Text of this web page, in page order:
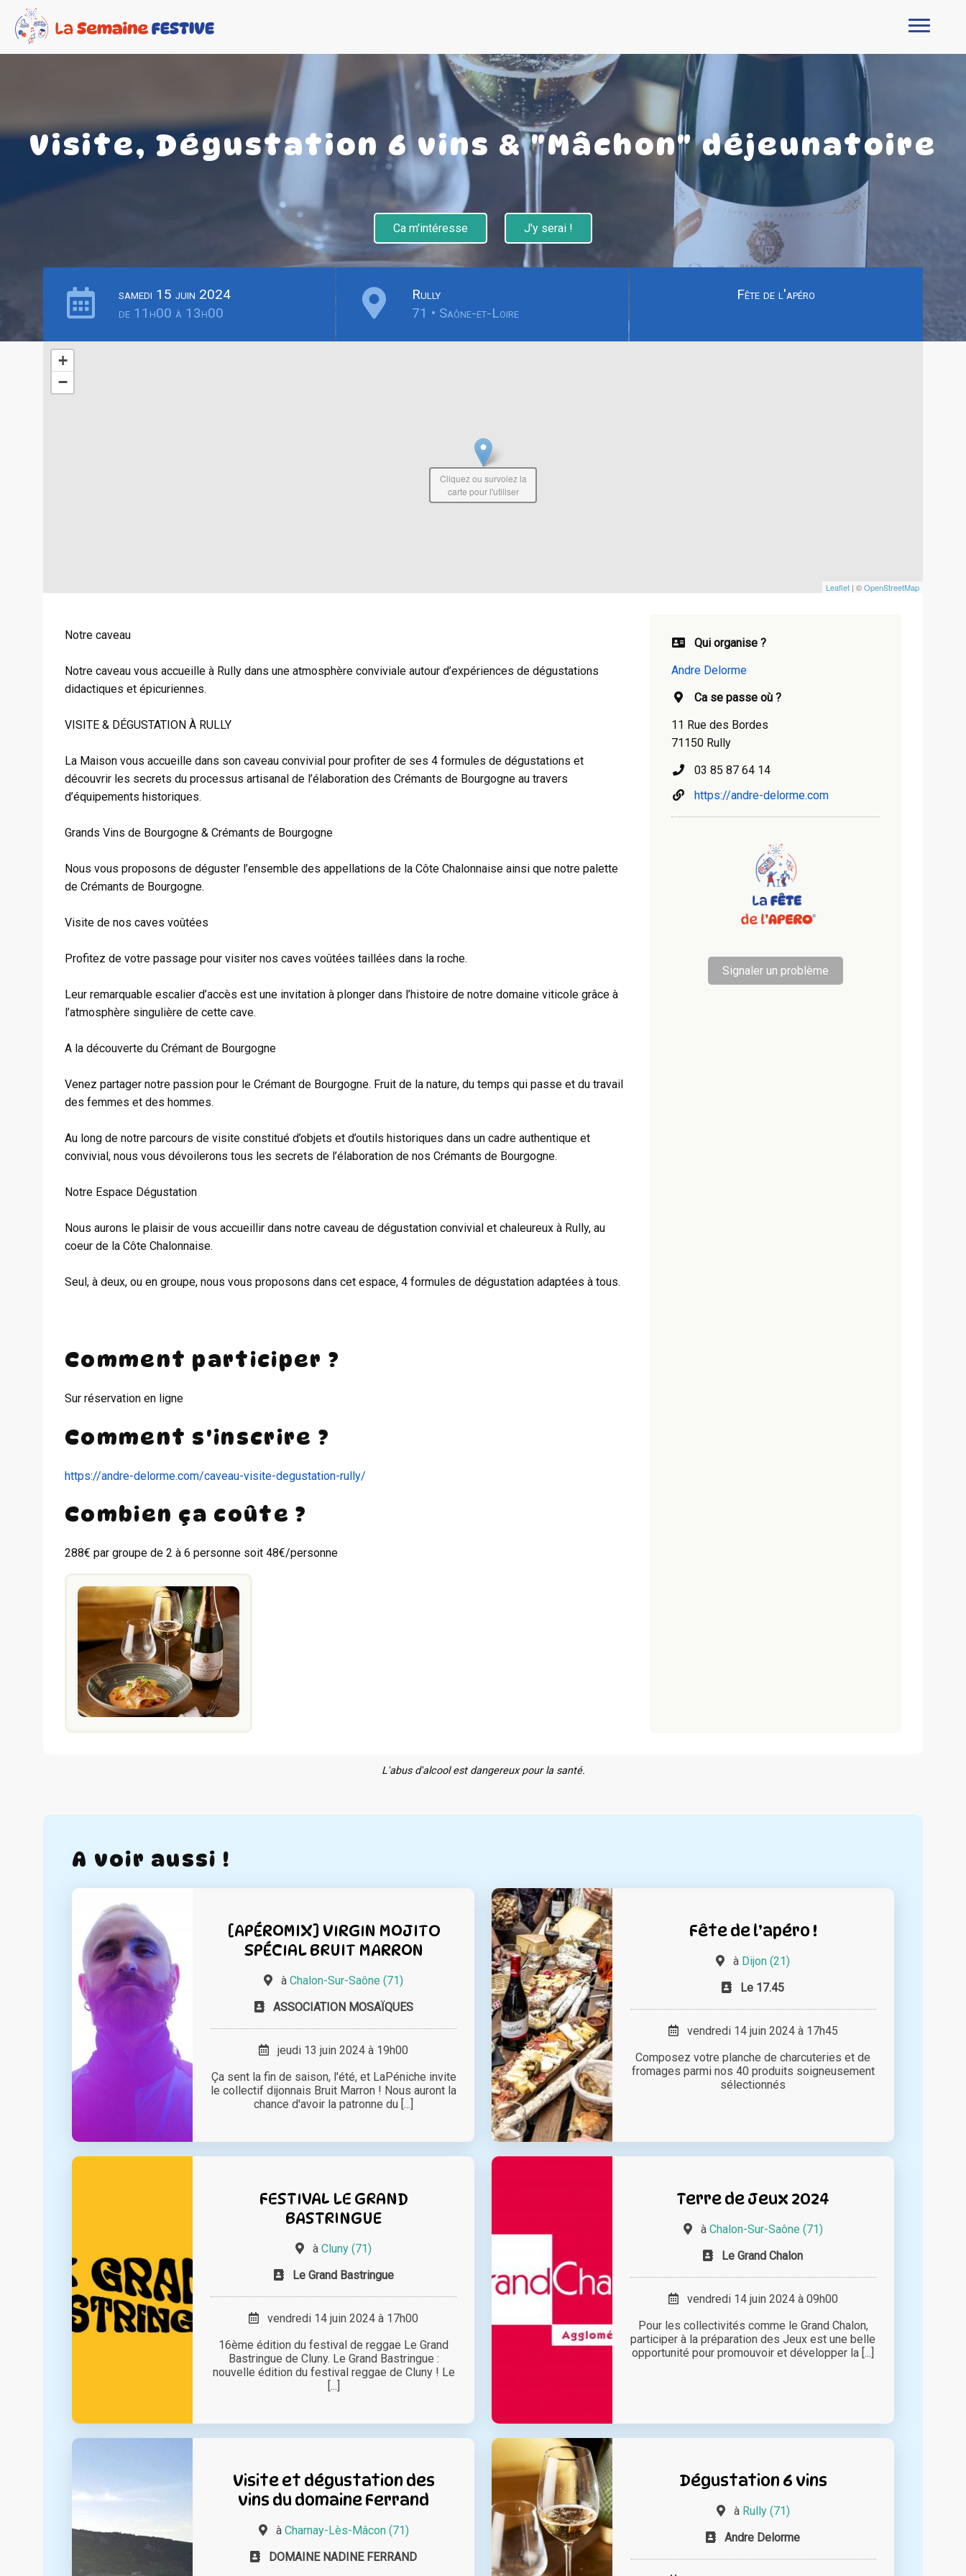
Visite, Dégustation 6 vins & "Mâchon" déjeunatoire
Ca m'intéresse J'y serai !
samedi 15 juin 2024
de 11h00 à 13h00
Rully
71 • Saône-et-Loire
Fête de l'apéro
+
−
Leaflet | ©OpenStreetMap
Cliquez ou survolez la
carte pour l'utiliser
Notre caveau
Notre caveau vous accueille à Rully dans une atmosphère conviviale autour d’expériences de dégustations
didactiques et épicuriennes.
VISITE & DÉGUSTATION À RULLY
La Maison vous accueille dans son caveau convivial pour profiter de ses 4 formules de dégustations et
découvrir les secrets du processus artisanal de l’élaboration des Crémants de Bourgogne au travers
d’équipements historiques.
Grands Vins de Bourgogne & Crémants de Bourgogne
Nous vous proposons de déguster l’ensemble des appellations de la Côte Chalonnaise ainsi que notre palette
de Crémants de Bourgogne.
Visite de nos caves voûtées
Profitez de votre passage pour visiter nos caves voûtées taillées dans la roche.
Leur remarquable escalier d’accès est une invitation à plonger dans l’histoire de notre domaine viticole grâce à
l’atmosphère singulière de cette cave.
A la découverte du Crémant de Bourgogne
Venez partager notre passion pour le Crémant de Bourgogne. Fruit de la nature, du temps qui passe et du travail
des femmes et des hommes.
Au long de notre parcours de visite constitué d’objets et d’outils historiques dans un cadre authentique et
convivial, nous vous dévoilerons tous les secrets de l’élaboration de nos Crémants de Bourgogne.
Notre Espace Dégustation
Nous aurons le plaisir de vous accueillir dans notre caveau de dégustation convivial et chaleureux à Rully, au
coeur de la Côte Chalonnaise.
Seul, à deux, ou en groupe, nous vous proposons dans cet espace, 4 formules de dégustation adaptées à tous.
Comment participer ?
Sur réservation en ligne
Comment s'inscrire ?
https://andre-delorme.com/caveau-visite-degustation-rully/
Combien ça coûte ?
288€ par groupe de 2 à 6 personne soit 48€/personne
Qui organise ?
Andre Delorme
Ca se passe où ?
11 Rue des Bordes
71150 Rully
03 85 87 64 14
https://andre-delorme.com
Signaler un problème
L'abus d'alcool est dangereux pour la santé.
A voir aussi !
[APÉROMIX] VIRGIN MOJITO
SPÉCIAL BRUIT MARRON
àChalon-Sur-Saône (71)
ASSOCIATION MOSAÏQUES
jeudi 13 juin 2024 à 19h00
Ça sent la fin de saison, l'été, et LaPéniche invite
le collectif dijonnais Bruit Marron ! Nous auront la
chance d'avoir la patronne du [...]
Fête de l’apéro !
à Dijon (21)
Le 17.45
vendredi 14 juin 2024 à 17h45
Composez votre planche de charcuteries et de
fromages parmi nos 40 produits soigneusement
sélectionnés
FESTIVAL LE GRAND
BASTRINGUE
àCluny (71)
Le Grand Bastringue
vendredi 14 juin 2024 à 17h00
16ème édition du festival de reggae Le Grand
Bastringue de Cluny. Le Grand Bastringue :
nouvelle édition du festival reggae de Cluny ! Le
[...]
Terre de Jeux 2024
à Chalon-Sur-Saône (71)
Le Grand Chalon
vendredi 14 juin 2024 à 09h00
Pour les collectivités comme le Grand Chalon,
participer à la préparation des Jeux est une belle
opportunité pour promouvoir et développer la [...]
Visite et dégustation des
vins du domaine Ferrand
à Charnay-Lès-Mâcon (71)
DOMAINE NADINE FERRAND
Dégustation 6 vins
à Rully (71)
Andre Delorme